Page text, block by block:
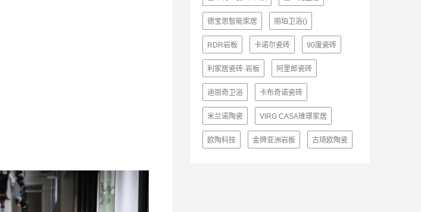
德宝思智能家居 丽珀卫浴()
RDR岩板 卡诺尔瓷砖 90度瓷砖
利家居瓷砖·岩板 阿里郎瓷砖
迪丽奇卫浴 卡布奇诺瓷砖
米兰诺陶瓷 VIRG CASA琟璟家居
欧陶科技 金牌亚洲岩板 古琦欧陶瓷